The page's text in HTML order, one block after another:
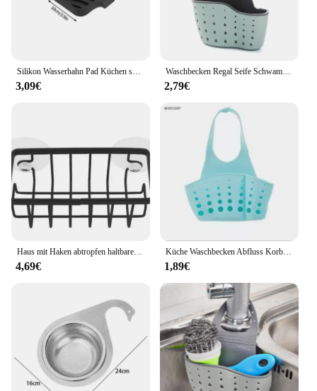
looking to offer high-quality spüle zubehör sets to
your customers, this Lüfter is an excellent choice.
It's not just a product; it's an investment in a better,
Silikon Wasserhahn Pad Küchen spüle Tablett Seifensp ender Hang Upgrade Spüle Splash Trocknungs pad Arbeits platte Aufbewahrung schale Seifens chale
3,09€
Waschbecken Regal Seife Schwamm Drain Rack Bad Halter Küche Lagerung Saugnapf Küche Organizer Waschbecken küche Zubehör Waschen
2,79€
Haus mit Haken abtropfen haltbare Seife schwarz Küchen spüle Scrub ber Arbeits platte Schwamm halter ausgehöhlt Saugnapf Caddy Organizer
4,69€
Küche Waschbecken Abfluss Korb Wasserhahn Hängen Tasche Seife Schwamm Halter Einstellbare Silikon Ablauf Korb Küche Lagerung Zubehör
1,89€